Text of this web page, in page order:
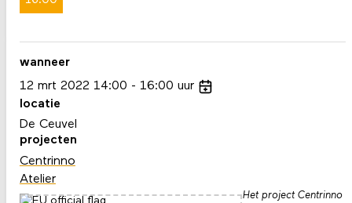
wanneer
12 mrt 2022 14:00 16:00 uur
locatie
De Ceuvel
projecten
Centrinno
Atelier
Het project Centrinno